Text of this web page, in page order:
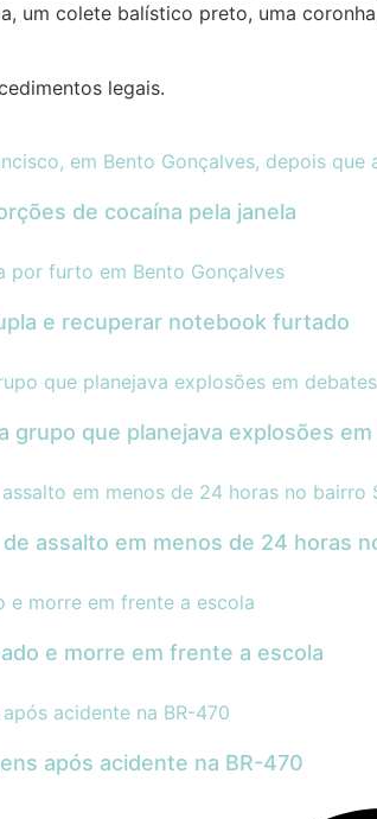
um colete balístico preto, uma
legais.
de cocaína pela janela
e recuperar notebook furtado
grupo que planejava explosões
assalto em menos de 24 horas
e morre em frente a escola
após acidente na BR-470